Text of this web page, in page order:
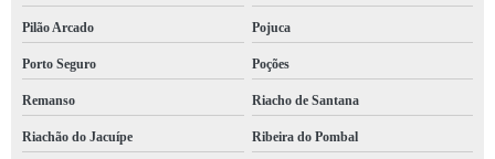
Pilão Arcado Pojuca
Porto Seguro Poções
Remanso Riacho de Santana
Riachão do Jacuípe Ribeira do Pombal